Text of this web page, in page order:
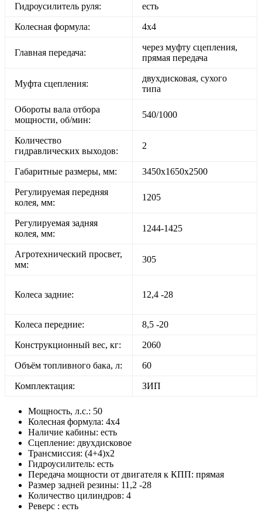
Гидроусилитель руля: есть
Колесная формула: 4х4
Главная передача:
через муфту сцепления,
прямая передача
Муфта сцепления:
двухдисковая, сухого
типа
Обороты вала отбора
мощности, об/мин:
540/1000
Количество
гидравлических выходов:
2
Габаритные размеры, мм: 3450х1650х2500
Регулируемая передняя
колея, мм:
1205
Регулируемая задняя
колея, мм:
1244-1425
Агротехнический просвет,
мм:
305
Колеса задние: 12,4 -28
Колеса передние: 8,5 -20
Конструкционный вес, кг: 2060
Объём топливного бака, л: 60
Комплектация: ЗИП
Мощность, л.с.: 50
Колесная формула: 4х4
Наличие кабины: есть
Сцепление: двухдисковое
Трансмиссия: (4+4)х2
Гидроусилитель: есть
Передача мощности от двигателя к КПП: прямая
Размер задней резины: 11,2 -28
Количество цилиндров: 4
Реверс : есть